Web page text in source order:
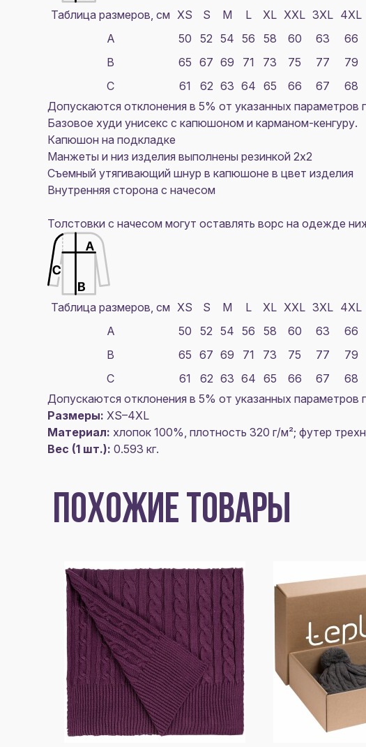
Таблица размеров, см XS S M L XL XXL 3XL 4XL
A
50 52 54 56 58 60 63 66
B
65 67 69 71 73 75 77 79
C
61 62 63 64 65 66 67 68
Допускаются отклонения в 5% от указанных параметров
Базовое худи унисекс с капюшоном и карманом-кенгуру.
Капюшон на подкладке
Манжеты и низ изделия выполнены резинкой 2х2
Съемный утягивающий шнур в капюшоне в цвет изделия
Внутренняя сторона с начесом
Толстовки с начесом могут оставлять ворс на одежде
Таблица размеров, см XS S M L XL XXL 3XL 4XL
A
50 52 54 56 58 60 63 66
B
65 67 69 71 73 75 77 79
C
61 62 63 64 65 66 67 68
Допускаются отклонения в 5% от указанных параметров
Размеры: XS–4XL
Материал: хлопок 100%, плотность 320 г/м²; футер
Вес (1 шт.): 0.593 кг.
ПОХОЖИЕ ТОВАРЫ